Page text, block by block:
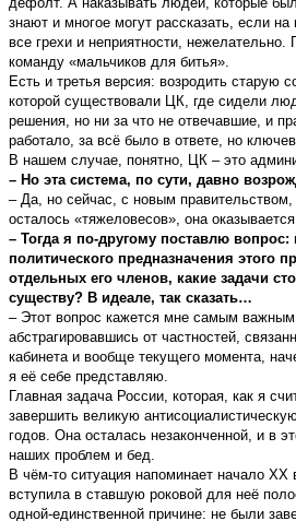
знают и многое могут рассказать, если
все грехи и неприятности, нежелательно.
команду «мальчиков для битья».
Есть и третья версия: возродить старую
которой существовали ЦК, где сидели
решения, но ни за что не отвечавшие, и
работало, за всё было в ответе, но
В нашем случае, понятно, ЦК – это
– Но эта система, по сути, давно
– Да, но сейчас, с новым правительством,
осталось «тяжеловесов», она
– Тогда я по-другому поставлю вопрос:
политического предназначения этого
отдельных его членов, какие задачи
существу? В идеале, так сказать…
– Этот вопрос кажется мне самым
абстрагировавшись от частностей,
кабинета и вообще текущего момента,
я её себе представляю.
Главная задача России, которая, как я
завершить великую
годов. Она осталась незаконченной, и в
наших проблем и бед.
В чём-то ситуация напоминает начало ХХ
вступила в ставшую роковой для неё
одной-единственной причине: не были